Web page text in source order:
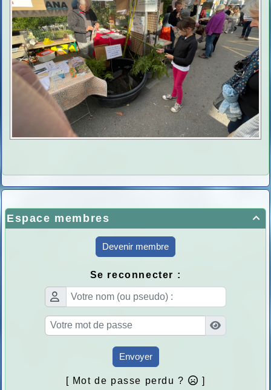

Espace membres
Devenir membre
Se reconnecter :
Envoyer
[ Mot de passe perdu ? ]